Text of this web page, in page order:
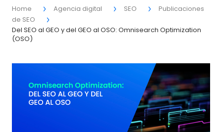
Home Agencia digital SEO
Publicaciones
de SEO
Del SEO al GEO y del GEO al OSO: Omnisearch Optimization
(OSO)